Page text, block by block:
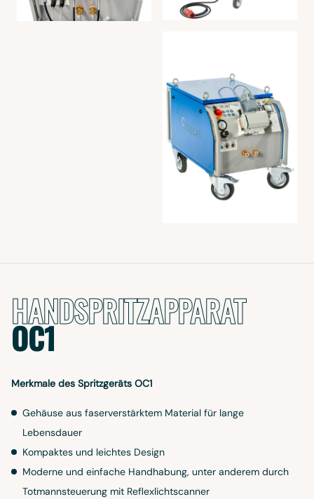
HANDSPRITZAPPARAT
OC1
Merkmale des Spritzgeräts OC1
Gehäuse aus faserverstärktem Material für lange
Lebensdauer
Kompaktes und leichtes Design
Moderne und einfache Handhabung, unter anderem durch
Totmannsteuerung mit Reflexlichtscanner